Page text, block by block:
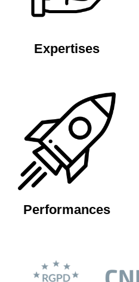
Expertises
Performances